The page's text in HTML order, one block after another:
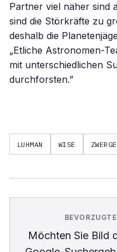
Partner viel näher sind
sind die Störkräfte zu
deshalb die
„Etliche Astronomen-
mit unterschiedlichen
durchforsten.”
LUHMAN WISE ZWERGE
Möchten Sie Bild